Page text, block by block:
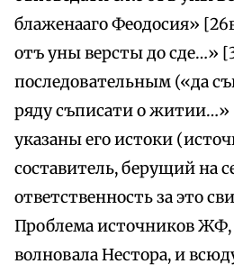
блаженааго Феодосия»
отъ уны версты до сде…»
последовательным («да
ряду съписати о
указаны его истоки
составитель, берущий на
ответственность за это
Проблема источников ЖФ,
волновала Нестора, и